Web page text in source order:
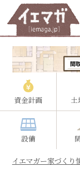
資金計画 土
設備
イエマガー家づくり